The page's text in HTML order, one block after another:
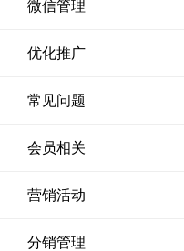
微信管理
优化推广
常见问题
会员相关
营销活动
分销管理